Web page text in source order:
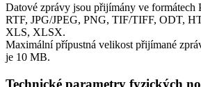
Datové zprávy jsou přijímány ve formátech
RTF, JPG/JPEG, PNG, TIF/TIFF, ODT,
XLS, XLSX.
Maximální přípustná velikost přijímané
je 10 MB.
Technické parametry fyzických